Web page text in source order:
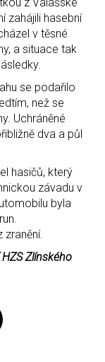
zahájili hasební
v těsné
a situace tak
se podařilo
než se
Uchráněné
dva a půl
hasičů, který
závadu v
byla
Zlínského